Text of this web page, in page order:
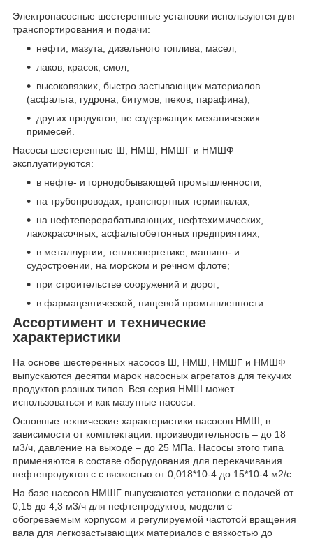
Электронасосные шестеренные установки используются для
транспортирования и подачи:
нефти, мазута, дизельного топлива, масел;
лаков, красок, смол;
высоковязких, быстро застывающих материалов
(асфальта, гудрона, битумов, пеков, парафина);
других продуктов, не содержащих механических
примесей.
Насосы шестеренные Ш, НМШ, НМШГ и НМШФ
эксплуатируются:
в нефте- и горнодобывающей промышленности;
на трубопроводах, транспортных терминалах;
на нефтеперерабатывающих, нефтехимических,
лакокрасочных, асфальтобетонных предприятиях;
в металлургии, теплоэнергетике, машино- и
судостроении, на морском и речном флоте;
при строительстве сооружений и дорог;
в фармацевтической, пищевой промышленности.
Ассортимент и технические
характеристики
На основе шестеренных насосов Ш, НМШ, НМШГ и НМШФ
выпускаются десятки марок насосных агрегатов для текучих
продуктов разных типов. Вся серия НМШ может
использоваться и как мазутные насосы.
Основные технические характеристики насосов НМШ, в
зависимости от комплектации: производительность – до 18
м3/ч, давление на выходе – до 25 МПа. Насосы этого типа
применяются в составе оборудования для перекачивания
нефтепродуктов с с вязкостью от 0,018*10-4 до 15*10-4 м2/с.
На базе насосов НМШГ выпускаются установки с подачей от
0,15 до 4,3 м3/ч для нефтепродуктов, модели с
обогреваемым корпусом и регулируемой частотой вращения
вала для легкозастывающих материалов с вязкостью до